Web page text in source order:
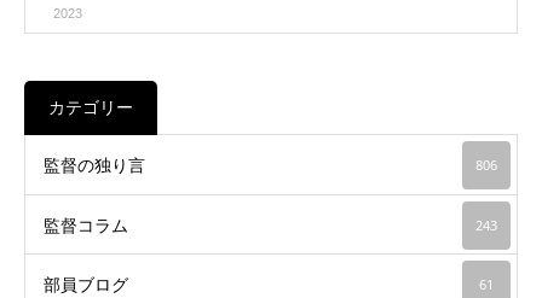
2023
カテゴリー
監督の独り言 806
監督コラム 243
部員ブログ 61